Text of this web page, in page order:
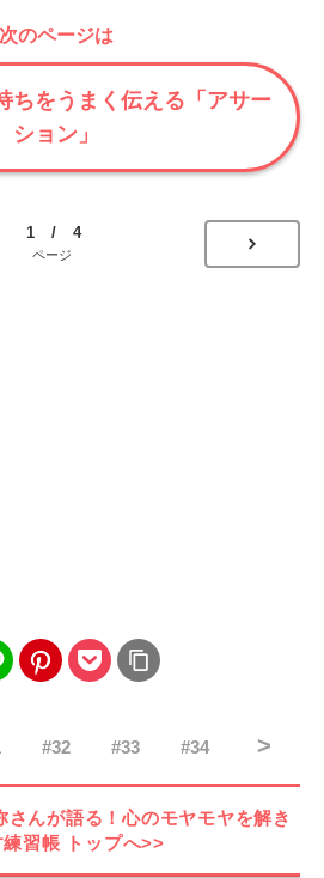
次のページは
ちをうまく伝える「アサー
ション」
1 / 4
ページ
#32 #33 #34 >
さんが語る！心のモヤモヤを解き
習帳 トップへ>>